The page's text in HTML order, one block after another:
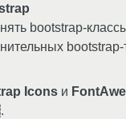
bootstrap-
bootstrap-
Icons и
.